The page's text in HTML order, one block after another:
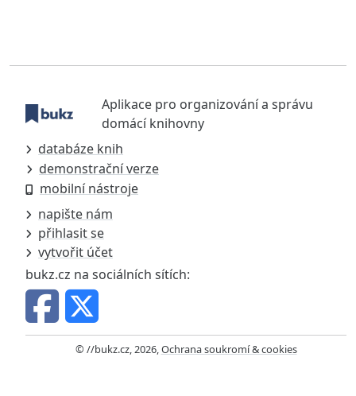
Aplikace pro organizování a správu
domácí knihovny
databáze knih
demonstrační verze
mobilní nástroje
napište nám
přihlasit se
vytvořit účet
bukz.cz na sociálních sítích:
© //bukz.cz, 2026,Ochrana soukromí & cookies